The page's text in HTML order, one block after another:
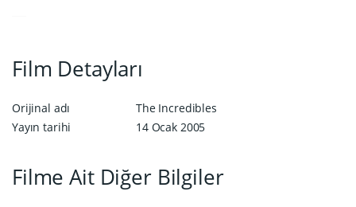
Film Detayları
Orijinal adı
The Incredibles
Yayın tarihi
14 Ocak 2005
Filme Ait Diğer Bilgiler